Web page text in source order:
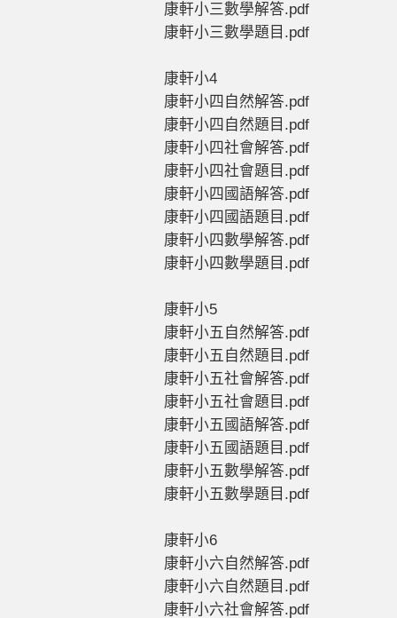
康軒小三數學解答.pdf
康軒小三數學題目.pdf
康軒小4
康軒小四自然解答.pdf
康軒小四自然題目.pdf
康軒小四社會解答.pdf
康軒小四社會題目.pdf
康軒小四國語解答.pdf
康軒小四國語題目.pdf
康軒小四數學解答.pdf
康軒小四數學題目.pdf
康軒小5
康軒小五自然解答.pdf
康軒小五自然題目.pdf
康軒小五社會解答.pdf
康軒小五社會題目.pdf
康軒小五國語解答.pdf
康軒小五國語題目.pdf
康軒小五數學解答.pdf
康軒小五數學題目.pdf
康軒小6
康軒小六自然解答.pdf
康軒小六自然題目.pdf
康軒小六社會解答.pdf